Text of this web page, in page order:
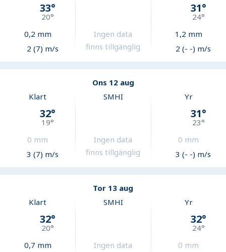
33°
20°
0,2 mm
2 (7) m/s
Ingen data
finns tillgänglig
31°
24°
1,2 mm
2 (- -) m/s
Ons 12 aug
Klart
32°
19°
0 mm
3 (7) m/s
SMHI
Ingen data
finns tillgänglig
Yr
31°
23°
0 mm
3 (- -) m/s
Tor 13 aug
Klart
32°
20°
0,7 mm
SMHI
Ingen data
Yr
32°
24°
0 mm